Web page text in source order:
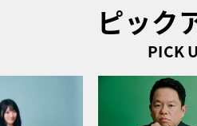
ピック
PICK